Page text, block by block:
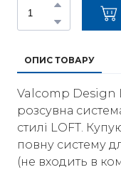
ОПИС ТОВАРУ
Valcomp Design
розсувна
стилі LOFT.
повну систему
(не входить в